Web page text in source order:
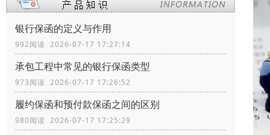
银行保函的定义与作用
992阅读 2026-07-17 17:27:14
承包工程中常见的银行保函类型
973阅读 2026-07-17 17:26:52
履约保函和预付款保函之间的区别
980阅读 2026-07-17 17:25:29